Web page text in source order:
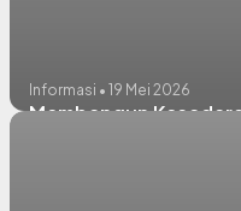
Informasi • 19 Mei 2026
Membangun